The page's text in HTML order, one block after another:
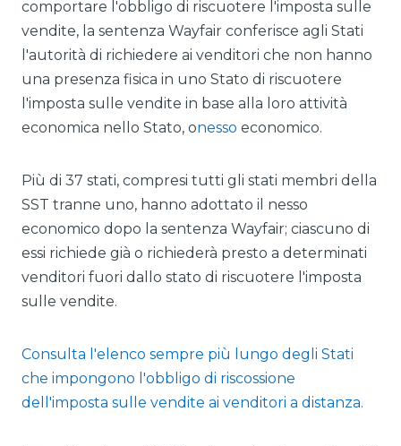
comportare l'obbligo di riscuotere l'imposta sulle
vendite, la sentenza Wayfair conferisce agli Stati
l'autorità di richiedere ai venditori che non hanno
una presenza fisica in uno Stato di riscuotere
l'imposta sulle vendite in base alla loro attività
economica nello Stato, onesso economico.
Più di 37 stati, compresi tutti gli stati membri della
SST tranne uno, hanno adottato il nesso
economico dopo la sentenza Wayfair; ciascuno di
essi richiede già o richiederà presto a determinati
venditori fuori dallo stato di riscuotere l'imposta
sulle vendite.
Consulta l'elenco sempre più lungo degli Stati
che impongono l'obbligo di riscossione
dell'imposta sulle vendite ai venditori a distanza.